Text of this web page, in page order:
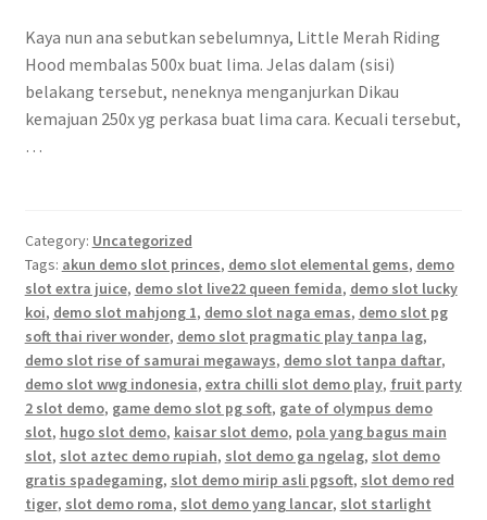
Kaya nun ana sebutkan sebelumnya, Little Merah Riding
Hood membalas 500x buat lima. Jelas dalam (sisi)
belakang tersebut, neneknya menganjurkan Dikau
kemajuan 250x yg perkasa buat lima cara. Kecuali tersebut,
…
Category: Uncategorized
Tags: akun demo slot princes, demo slot elemental gems, demo
slot extra juice, demo slot live22 queen femida, demo slot lucky
koi, demo slot mahjong 1, demo slot naga emas, demo slot pg
soft thai river wonder, demo slot pragmatic play tanpa lag,
demo slot rise of samurai megaways, demo slot tanpa daftar,
demo slot wwg indonesia, extra chilli slot demo play, fruit party
2 slot demo, game demo slot pg soft, gate of olympus demo
slot, hugo slot demo, kaisar slot demo, pola yang bagus main
slot, slot aztec demo rupiah, slot demo ga ngelag, slot demo
gratis spadegaming, slot demo mirip asli pgsoft, slot demo red
tiger, slot demo roma, slot demo yang lancar, slot starlight